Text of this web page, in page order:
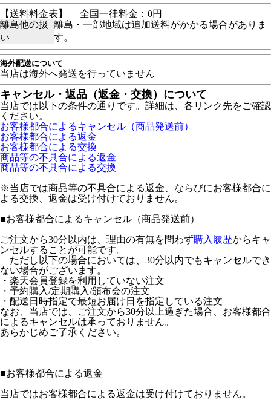
【送料料金表】
全国一律料金：0円
離島他の扱
い
離島・一部地域は追加送料がかかる場合がありま
す。
海外配送について
当店は海外へ発送を行っていません
キャンセル・返品（返金・交換）について
当店では以下の条件の通りです。詳細は、各リンク先をご確認
ください。
お客様都合によるキャンセル（商品発送前）
お客様都合による返金
お客様都合による交換
商品等の不具合による返金
商品等の不具合による交換
※当店では商品等の不具合による返金、ならびにお客様都合に
よる交換、返金は受け付けておりません。
■お客様都合によるキャンセル（商品発送前）
ご注文から30分以内は、理由の有無を問わず購入履歴からキャ
ンセルすることが可能です。
ただし以下の場合においては、30分以内でもキャンセルでき
ない場合がございます。
・楽天会員登録を利用していない注文
・予約購入/定期購入/頒布会の注文
・配送日時指定で最短お届け日を指定している注文
なお、当店では、ご注文から30分以上過ぎた場合、お客様都合
によるキャンセルは承っておりません。
あらかじめご了承ください。
■お客様都合による返金
当店ではお客様都合による返金は受け付けておりません。